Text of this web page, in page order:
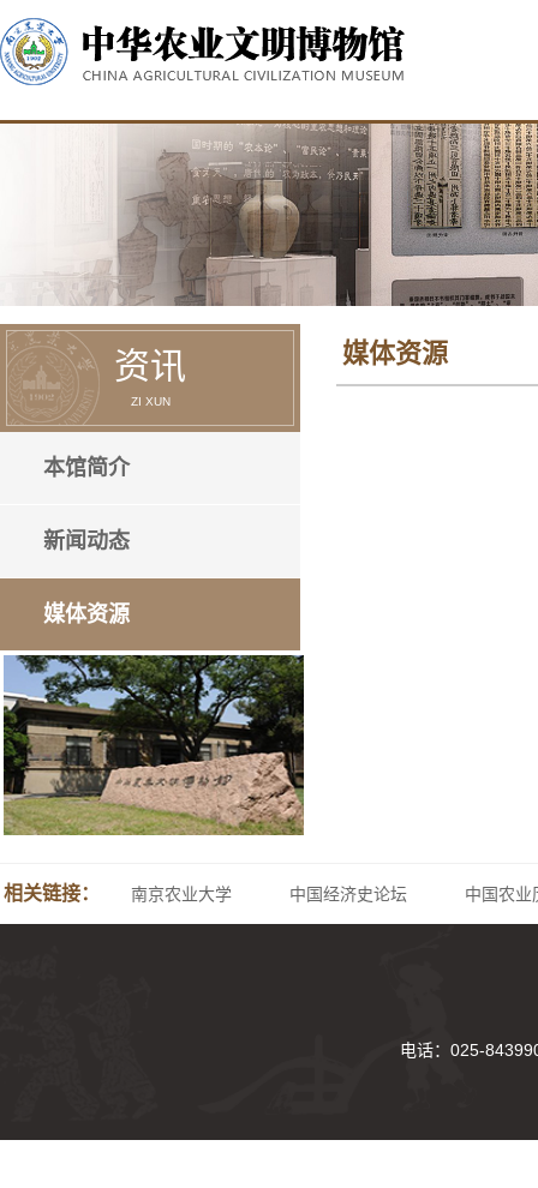
资讯
ZI XUN
本馆简介
新闻动态
媒体资源
媒体资源
相关链接： 南京农业大学 中国经济史论坛 中国农业
电话：025-